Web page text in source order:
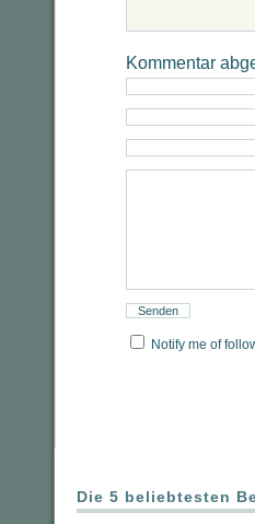
Kommentar
Notify me of
Die 5 beliebtesten